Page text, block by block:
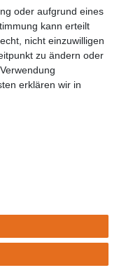
gelesen habe. Meine
oder aufgrund eines
kann erteilt
nicht einzuwilligen
zu ändern oder
erklären wir in